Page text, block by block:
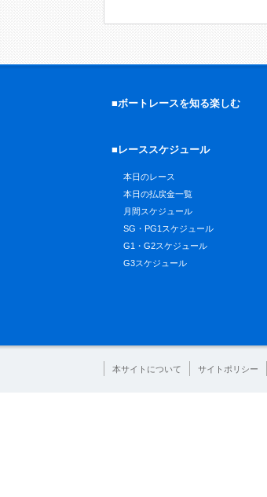
■ボートレースを知る楽しむ
■レーススケジュール
本日のレース
本日の払戻金一覧
月間スケジュール
SG・PG1スケジュール
G1・G2スケジュール
G3スケジュール
本サイトについて サイトポリシー